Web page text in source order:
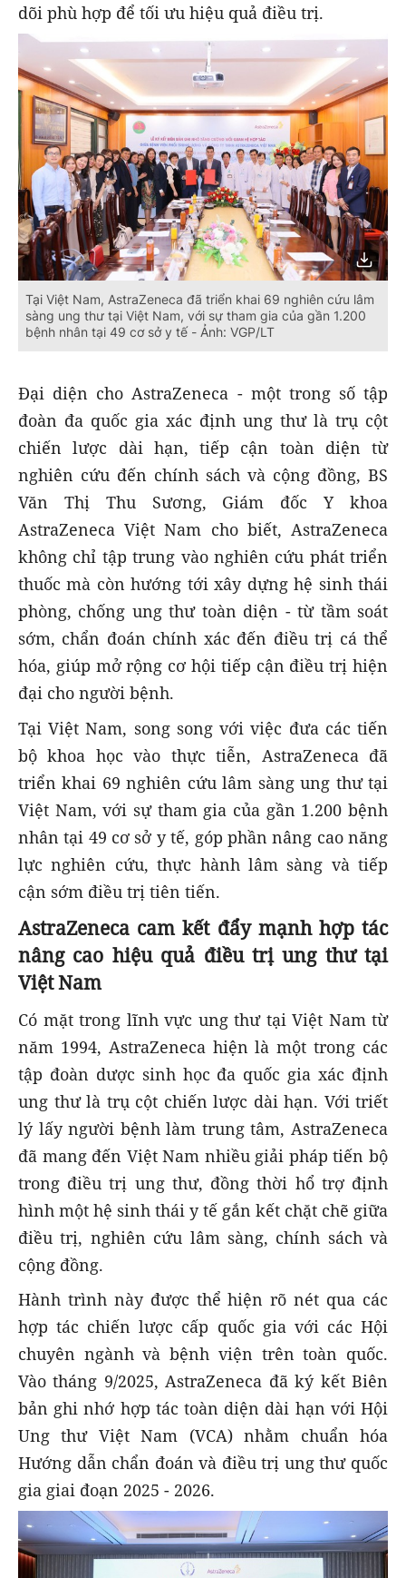
dõi phù hợp để tối ưu hiệu quả điều trị.
Tại Việt Nam, AstraZeneca đã triển khai 69 nghiên cứu lâm
sàng ung thư tại Việt Nam, với sự tham gia của gần 1.200
bệnh nhân tại 49 cơ sở y tế - Ảnh: VGP/LT
Đại diện cho AstraZeneca - một trong số tập
đoàn đa quốc gia xác định ung thư là trụ cột
chiến lược dài hạn, tiếp cận toàn diện từ
nghiên cứu đến chính sách và cộng đồng, BS
Văn Thị Thu Sương, Giám đốc Y khoa
AstraZeneca Việt Nam cho biết, AstraZeneca
không chỉ tập trung vào nghiên cứu phát triển
thuốc mà còn hướng tới xây dựng hệ sinh thái
phòng, chống ung thư toàn diện - từ tầm soát
sớm, chẩn đoán chính xác đến điều trị cá thể
hóa, giúp mở rộng cơ hội tiếp cận điều trị hiện
đại cho người bệnh.
Tại Việt Nam, song song với việc đưa các tiến
bộ khoa học vào thực tiễn, AstraZeneca đã
triển khai 69 nghiên cứu lâm sàng ung thư tại
Việt Nam, với sự tham gia của gần 1.200 bệnh
nhân tại 49 cơ sở y tế, góp phần nâng cao năng
lực nghiên cứu, thực hành lâm sàng và tiếp
cận sớm điều trị tiên tiến.
AstraZeneca cam kết đẩy mạnh hợp tác
nâng cao hiệu quả điều trị ung thư tại
Việt Nam
Có mặt trong lĩnh vực ung thư tại Việt Nam từ
năm 1994, AstraZeneca hiện là một trong các
tập đoàn dược sinh học đa quốc gia xác định
ung thư là trụ cột chiến lược dài hạn. Với triết
lý lấy người bệnh làm trung tâm, AstraZeneca
đã mang đến Việt Nam nhiều giải pháp tiến bộ
trong điều trị ung thư, đồng thời hổ trợ định
hình một hệ sinh thái y tế gắn kết chặt chẽ giữa
điều trị, nghiên cứu lâm sàng, chính sách và
cộng đồng.
Hành trình này được thể hiện rõ nét qua các
hợp tác chiến lược cấp quốc gia với các Hội
chuyên ngành và bệnh viện trên toàn quốc.
Vào tháng 9/2025, AstraZeneca đã ký kết Biên
bản ghi nhớ hợp tác toàn diện dài hạn với Hội
Ung thư Việt Nam (VCA) nhằm chuẩn hóa
Hướng dẫn chẩn đoán và điều trị ung thư quốc
gia giai đoạn 2025 - 2026.